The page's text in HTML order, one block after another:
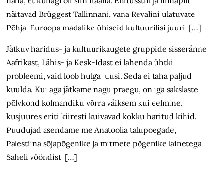
näitavad Brüggest Tallinnani, vana Revalini ulatuvate
Põhja-Euroopa madalike ühiseid kultuurilisi juuri. […]
Jätkuv haridus- ja kultuurikaugete gruppide sisseränne
Aafrikast, Lähis- ja Kesk-Idast ei lahenda ühtki
probleemi, vaid loob hulga uusi. Seda ei taha paljud
kuulda. Kui aga jätkame nagu praegu, on iga sakslaste
põlvkond kolmandiku võrra väiksem kui eelmine,
kusjuures eriti kiiresti kuivavad kokku haritud kihid.
Puudujad asendame me Anatoolia talupoegade,
Palestiina sõjapõgenike ja mitmete põgenike lainetega
Saheli vööndist. […]